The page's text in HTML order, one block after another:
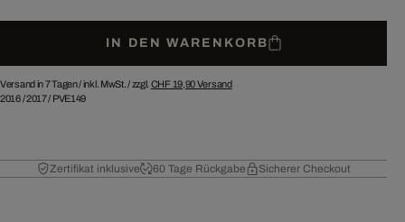
IN DEN WARENKORB
Versand in 7 Tagen /inkl. MwSt. / zzgl. CHF 19,90Versand
2016/2017/ PVE149
Zertifikat inklusive 60 Tage Rückgabe Sicherer Checkout